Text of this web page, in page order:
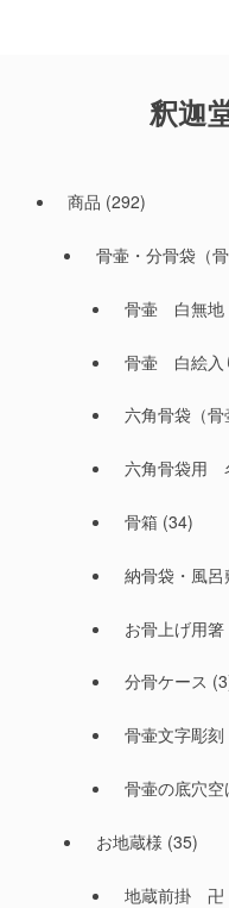
釈迦
商品 (292)
骨壷・分骨袋（骨
骨壷 白無地
骨壷 白絵入
六角骨袋（骨
六角骨袋用
骨箱(34)
納骨袋・風呂
お骨上げ用箸
分骨ケース
骨壷文字彫刻
骨壷の底穴
お地蔵様 (35)
地蔵前掛 卍